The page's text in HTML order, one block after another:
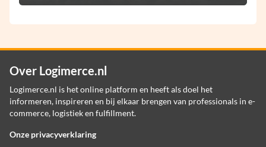
Over Logimerce.nl
Logimerce.nl is het online platform en heeft als doel het
informeren, inspireren en bij elkaar brengen van professionals in e-
commerce, logistiek en fulfillment.
Onze privacyverklaring